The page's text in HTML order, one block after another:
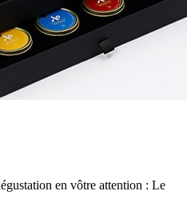
en vôtre attention : Le